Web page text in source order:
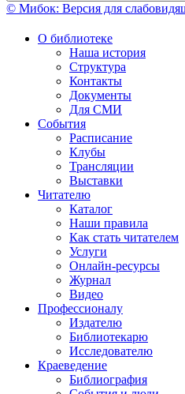
© Мибок: Версия для
О библиотеке
Наша история
Структура
Контакты
Документы
Для СМИ
События
Расписание
Клубы
Трансляции
Выставки
Читателю
Каталог
Наши правила
Как стать читателем
Услуги
Онлайн-ресурсы
Журнал
Видео
Профессионалу
Издателю
Библиотекарю
Исследователю
Краеведение
Библиография